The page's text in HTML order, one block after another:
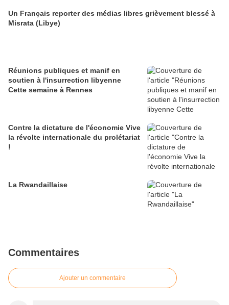
Un Français reporter des médias libres grièvement blessé à
Misrata (Libye)
Réunions publiques et manif en
soutien à l'insurrection libyenne
Cette semaine à Rennes
Contre la dictature de l'économie Vive
la révolte internationale du prolétariat
!
La Rwandaillaise
Commentaires
Ajouter un commentaire